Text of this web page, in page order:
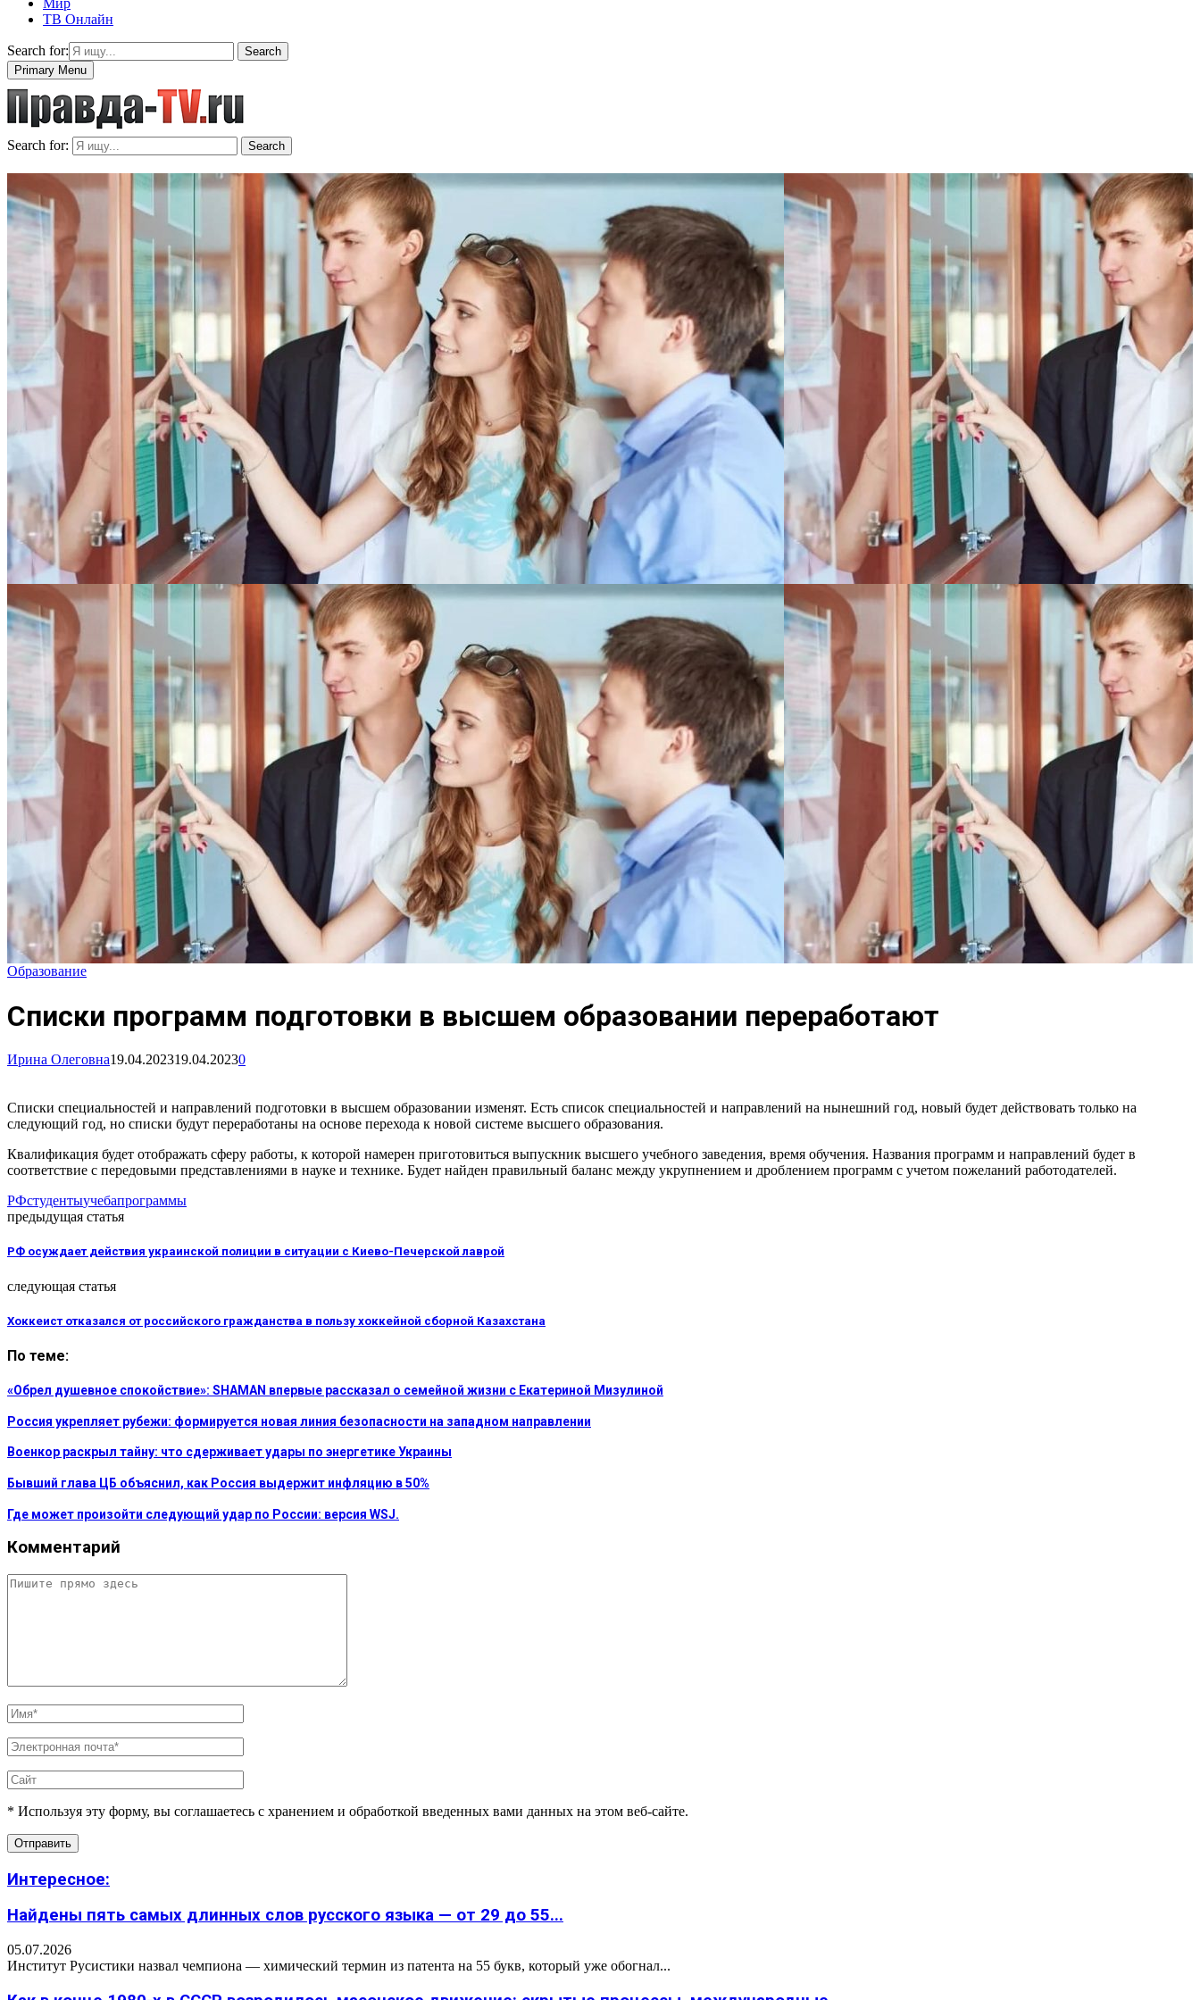
Мир
ТВ Онлайн
Search for:
Search
Primary Menu
Search for: Search
Образование
Списки программ подготовки в высшем образовании переработают
Ирина Олеговна19.04.202319.04.20230
Списки специальностей и направлений подготовки в высшем образовании изменят. Есть список специальностей и направлений на нынешний год, новый будет действовать только на
следующий год, но списки будут переработаны на основе перехода к новой системе высшего образования.
Квалификация будет отображать сферу работы, к которой намерен приготовиться выпускник высшего учебного заведения, время обучения. Названия программ и направлений будет в
соответствие с передовыми представлениями в науке и технике. Будет найден правильный баланс между укрупнением и дроблением программ с учетом пожеланий работодателей.
РФстудентыучебапрограммы
предыдущая статья
РФ осуждает действия украинской полиции в ситуации с Киево-Печерской лаврой
следующая статья
Хоккеист отказался от российского гражданства в пользу хоккейной сборной Казахстана
По теме:
«Обрел душевное спокойствие»: SHAMAN впервые рассказал о семейной жизни с Екатериной Мизулиной
Россия укрепляет рубежи: формируется новая линия безопасности на западном направлении
Военкор раскрыл тайну: что сдерживает удары по энергетике Украины
Бывший глава ЦБ объяснил, как Россия выдержит инфляцию в 50%
Где может произойти следующий удар по России: версия WSJ.
Комментарий
* Используя эту форму, вы соглашаетесь с хранением и обработкой введенных вами данных на этом веб-сайте.
Интересное:
Найдены пять самых длинных слов русского языка — от 29 до 55...
05.07.2026
Институт Русистики назвал чемпиона — химический термин из патента на 55 букв, который уже обогнал...